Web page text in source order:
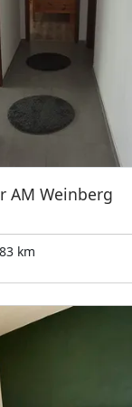
AM Weinberg
km